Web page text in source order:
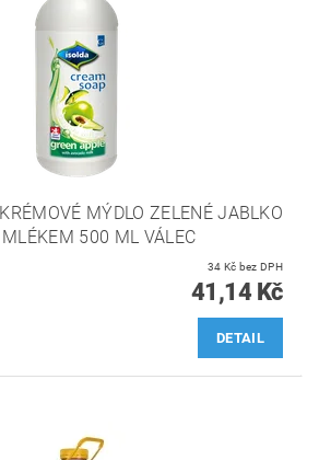
MÝDLO ZELENÉ JABLKO
500 ML VÁLEC
34 Kč bez DPH
41,14 Kč
DETAIL